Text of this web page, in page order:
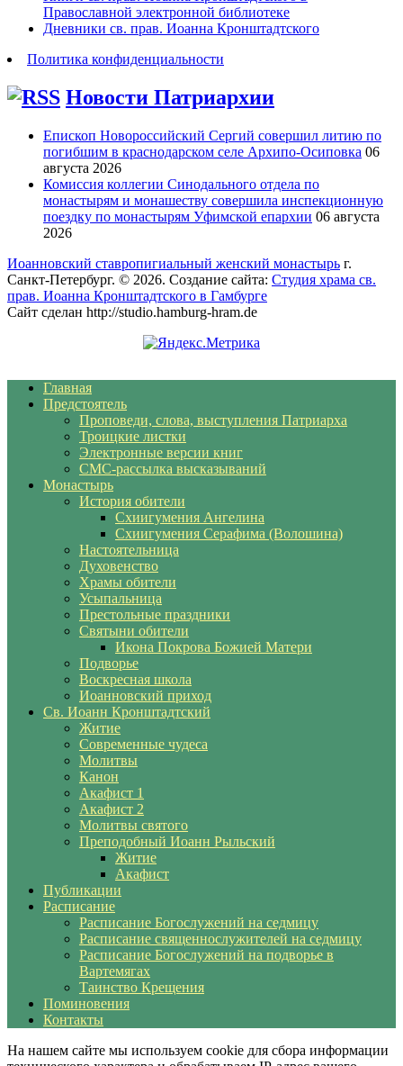
Православной электронной библиотеке
Дневники св. прав. Иоанна Кронштадтского
Политика конфиденциальности
Новости Патриархии
Епископ Новороссийский Сергий совершил литию по
погибшим в краснодарском селе Архипо-Осиповка 06
августа 2026
Комиссия коллегии Синодального отдела по
монастырям и монашеству совершила инспекционную
поездку по монастырям Уфимской епархии 06 августа
2026
Иоанновский ставропигиальный женский монастырь г.
Санкт-Петербург. © 2026. Создание сайта: Студия храма св.
прав. Иоанна Кронштадтского в Гамбурге
Сайт сделан http://studio.hamburg-hram.de
Главная
Предстоятель
Проповеди, слова, выступления Патриарха
Троицкие листки
Электронные версии книг
СМС-рассылка высказываний
Монастырь
История обители
Схиигумения Ангелина
Схиигумения Серафима (Волошина)
Настоятельница
Духовенство
Храмы обители
Усыпальница
Престольные праздники
Святыни обители
Икона Покрова Божией Матери
Подворье
Воскресная школа
Иоанновский приход
Св. Иоанн Кронштадтский
Житие
Современные чудеса
Молитвы
Канон
Акафист 1
Акафист 2
Молитвы святого
Преподобный Иоанн Рыльский
Житие
Акафист
Публикации
Расписание
Расписание Богослужений на седмицу
Расписание священнослужителей на седмицу
Расписание Богослужений на подворье в
Вартемягах
Таинство Крещения
Поминовения
Контакты
На нашем сайте мы используем cookie для сбора информации